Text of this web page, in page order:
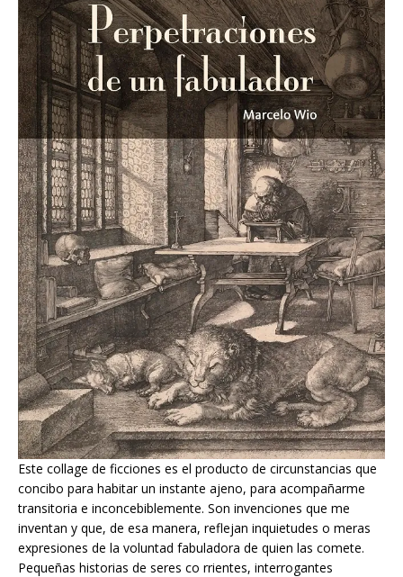
Este collage de ficciones es el producto de circunstancias que
concibo para habitar un instante ajeno, para acompañarme
transitoria e inconcebiblemente. Son invenciones que me
inventan y que, de esa manera, reflejan inquietudes o meras
expresiones de la voluntad fabuladora de quien las comete.
Pequeñas historias de seres co rrientes, interrogantes